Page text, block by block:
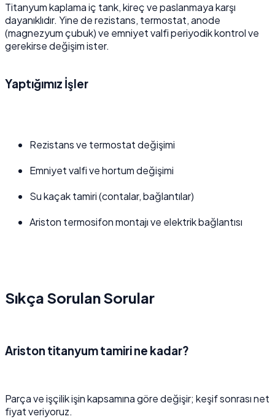
Titanyum kaplama iç tank, kireç ve paslanmaya karşı
dayanıklıdır. Yine de rezistans, termostat, anode
(magnezyum çubuk) ve emniyet valfi periyodik kontrol ve
gerekirse değişim ister.
Yaptığımız İşler
Rezistans ve termostat değişimi
Emniyet valfi ve hortum değişimi
Su kaçak tamiri (contalar, bağlantılar)
Ariston termosifon montajı ve elektrik bağlantısı
Sıkça Sorulan Sorular
Ariston titanyum tamiri ne kadar?
Parça ve işçilik işin kapsamına göre değişir; keşif sonrası net
fiyat veriyoruz.